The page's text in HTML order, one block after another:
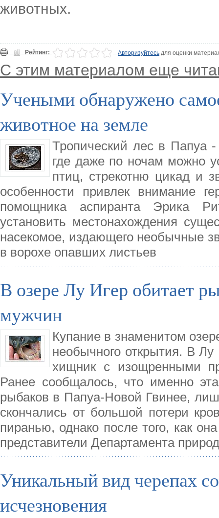
животных.
Рейтинг: Авторизуйтесьдля оценки
С этим материалом еще
Учеными обнаружено
животное на земле
Тропический лес в Папуа
где даже по ночам можно
птиц, стрекотню цикад и
особенности привлек внимание
помощника аспиранта Эрика
установить местонахождения
насекомое, издающего необычные
в ворохе опавших листьев
В озере Лу Игер обитает
мужчин
Купание в знаменитом
необычного открытия. В
хищник с изощренными
Ранее сообщалось, что именно
рыбаков в Папуа-Новой Гвинее,
скончались от большой потери
пиранью, однако после того, как
представители Департамента
Уникальный вид черепах
исчезновения